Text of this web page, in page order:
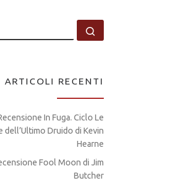
CERCA
ARTICOLI RECENTI
In Fuga. Ciclo Le
dell’Ultimo Druido di Kevin
Hearne
Fool Moon di Jim
Butcher